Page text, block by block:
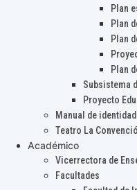
Plan
Plan
Plan
Plan
Subsistema
Proyecto
Manual de identidad
Teatro La
Académico
Vicerrectora de
Facultades